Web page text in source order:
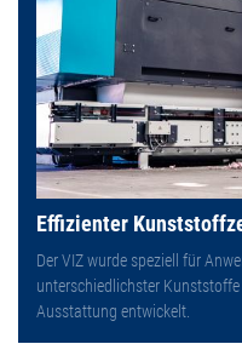
Effizienter
Der VIZ wurde speziell für
unterschiedlichster
Ausstattung entwickelt.